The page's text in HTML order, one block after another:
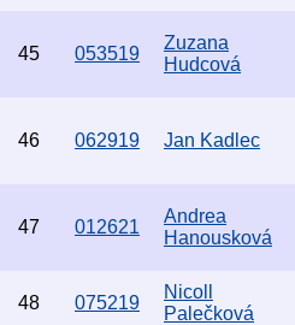
45 053519
Zuzana
Hudcová
46 062919 Jan Kadlec
47 012621
Andrea
Hanousková
48 075219
Nicoll
Palečková